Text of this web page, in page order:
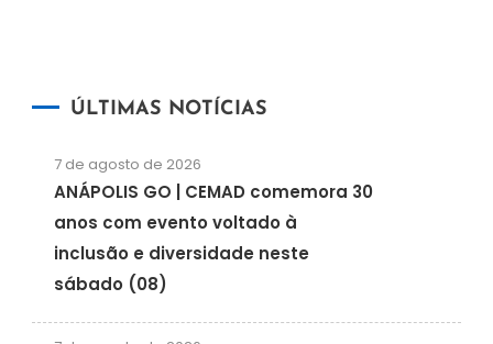
ÚLTIMAS NOTÍCIAS
7 de agosto de 2026
ANÁPOLIS GO | CEMAD comemora 30
anos com evento voltado à
inclusão e diversidade neste
sábado (08)